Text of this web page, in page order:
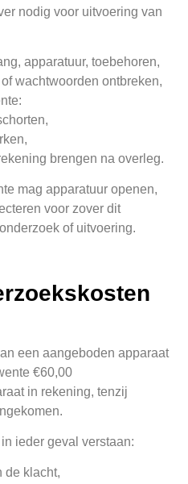
nodig voor uitvoering van
apparatuur, toebehoren,
wachtwoorden ontbreken,
brengen na overleg.
mag apparatuur openen,
voor zover dit
of uitvoering.
een aangeboden apparaat
€60,00
in rekening, tenzij
ieder geval verstaan:
de klacht,